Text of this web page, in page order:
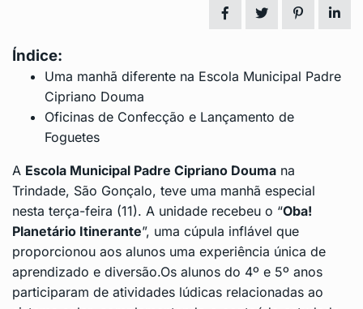
Índice:
Uma manhã diferente na Escola Municipal Padre
Cipriano Douma
Oficinas de Confecção e Lançamento de
Foguetes
A Escola Municipal Padre Cipriano Douma na
Trindade, São Gonçalo, teve uma manhã especial
nesta terça-feira (11). A unidade recebeu o “Oba!
Planetário Itinerante”, uma cúpula inflável que
proporcionou aos alunos uma experiência única de
aprendizado e diversão.Os alunos do 4º e 5º anos
participaram de atividades lúdicas relacionadas ao